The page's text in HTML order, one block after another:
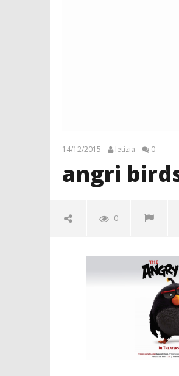
14/12/2015 letizia 0
angri
0